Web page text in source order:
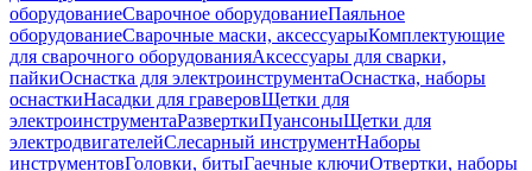
оборудованиеСварочное оборудованиеПаяльное
оборудованиеСварочные маски, аксессуарыКомплектующие
для сварочного оборудованияАксессуары для сварки,
пайкиОснастка для электроинструментаОснастка, наборы
оснасткиНасадки для граверовЩетки для
электроинструментаРазверткиПуансоныЩетки для
электродвигателейСлесарный инструментНаборы
инструментовГоловки, битыГаечные ключиОтвертки, наборы